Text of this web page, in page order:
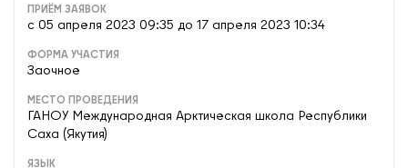
ПРИЁМ ЗАЯВОК
c 05 апреля 2023 09:35 до 17 апреля 2023 10:34
ФОРМА УЧАСТИЯ
Заочное
МЕСТО ПРОВЕДЕНИЯ
ГАНОУ Международная Арктическая школа Республики
Саха (Якутия)
ЯЗЫК